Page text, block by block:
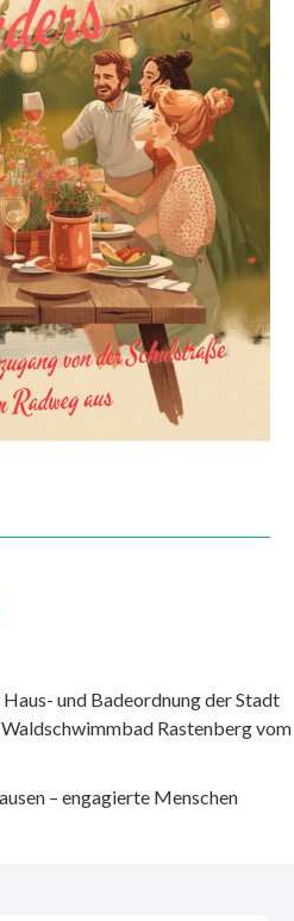
und Badeordnung der Stadt
Rastenberg vom
– engagierte Menschen